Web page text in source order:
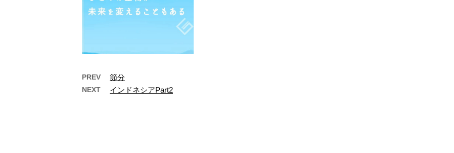
Facebookページを設置し
PREV 節分
NEXT インドネシアPart2